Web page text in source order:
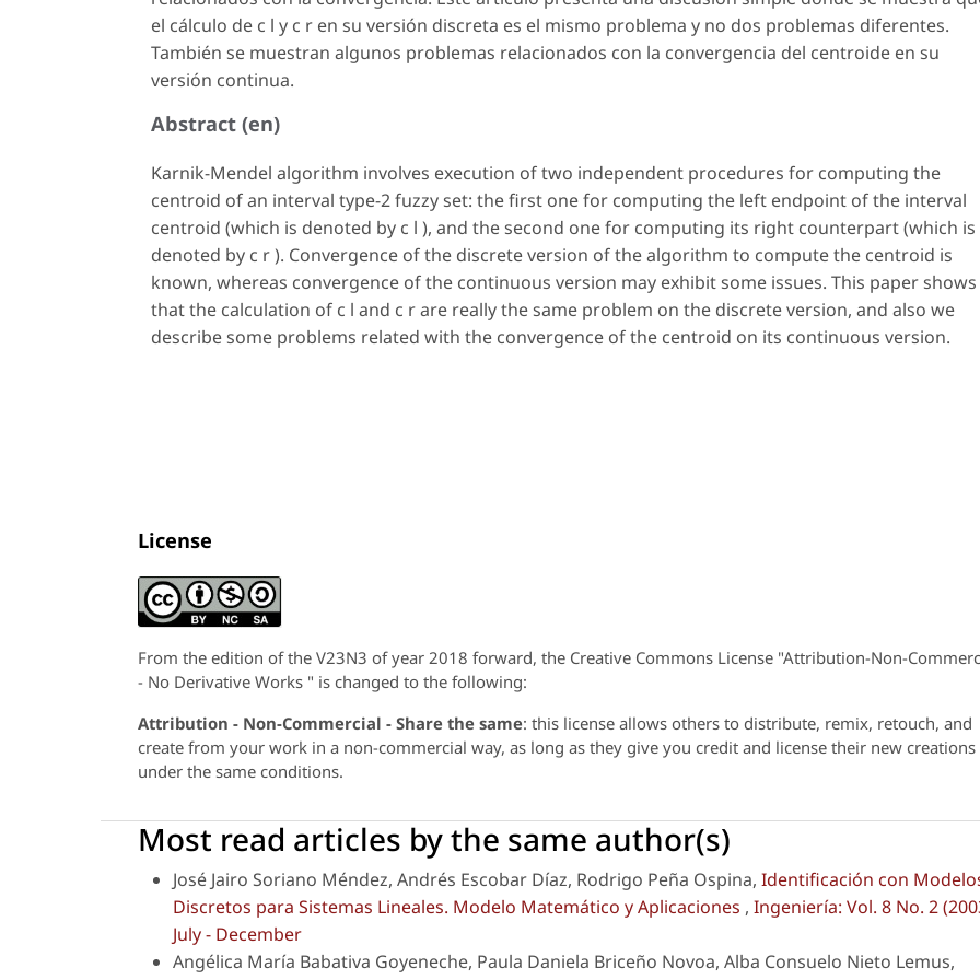
el cálculo de c l y c r en su versión discreta es el mismo problema y no dos problemas diferentes.
También se muestran algunos problemas relacionados con la convergencia del centroide en su
versión continua.
Abstract (en)
Karnik-Mendel algorithm involves execution of two independent procedures for computing the
centroid of an interval type-2 fuzzy set: the first one for computing the left endpoint of the interval
centroid (which is denoted by c l ), and the second one for computing its right counterpart (which is
denoted by c r ). Convergence of the discrete version of the algorithm to compute the centroid is
known, whereas convergence of the continuous version may exhibit some issues. This paper shows
that the calculation of c l and c r are really the same problem on the discrete version, and also we
describe some problems related with the convergence of the centroid on its continuous version.
License
From the edition of the V23N3 of year 2018 forward, the Creative Commons License "Attribution-Non-
- No Derivative Works " is changed to the following:
Attribution - Non-Commercial - Share the same: this license allows others to distribute, remix, retouch, and
create from your work in a non-commercial way, as long as they give you credit and license their new creations
under the same conditions.
Most read articles by the same author(s)
José Jairo Soriano Méndez, Andrés Escobar Díaz, Rodrigo Peña Ospina, Identificación con
Discretos para Sistemas Lineales. Modelo Matemático y Aplicaciones , Ingeniería: Vol. 8 No. 2
July - December
Angélica María Babativa Goyeneche, Paula Daniela Briceño Novoa, Alba Consuelo Nieto Lemus,